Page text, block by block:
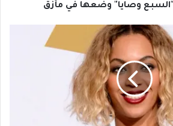
وصايا" وضعها في مأزق